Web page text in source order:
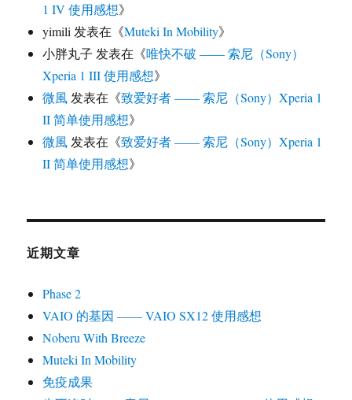
1 IV 使用感想》
yimili 发表在《Muteki In Mobility》
小胖丸子 发表在《唯快不破 —— 索尼（Sony）
Xperia 1 III 使用感想》
微風 发表在《致爱好者 —— 索尼（Sony）Xperia 1
II 简单使用感想》
微風 发表在《致爱好者 —— 索尼（Sony）Xperia 1
II 简单使用感想》
近期文章
Phase 2
VAIO 的基因 —— VAIO SX12 使用感想
Noberu With Breeze
Muteki In Mobility
免疫成果